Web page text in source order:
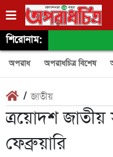
শিরোনাম:
অপরাধ অপরাধচিত্র বিশেষ
/জাতীয়
ত্রয়োদশ জাতীয়
ফেব্রুয়ারি